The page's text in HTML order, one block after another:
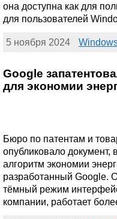
она доступна как для
для пользователей
5 ноября 2024
Google
для экономии
Бюро по патентам и
опубликовало документ,
алгоритм экономии
разработанный Google.
тёмный режим
компании, работает